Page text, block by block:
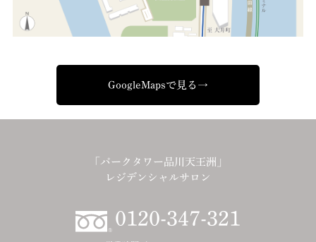
GoogleMapsで見る→
「パークタワー品川天王洲」
レジデンシャルサロン
0120-347-321